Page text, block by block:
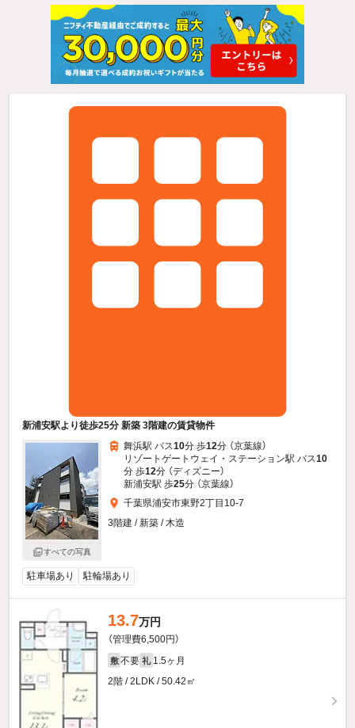
新浦安駅より徒歩25分 新築 3階建の賃貸物件
すべての写真
舞浜駅 バス10分 歩12分 （京葉線）
リゾートゲートウェイ・ステーション駅 バス10
分 歩12分 （ディズニー）
新浦安駅 歩25分 （京葉線）
千葉県浦安市東野2丁目10-7
3階建 / 新築 / 木造
駐車場あり 駐輪場あり
13.7万円
（管理費6,500円）
敷 不要 礼 1.5ヶ月
2階 / 2LDK / 50.42㎡